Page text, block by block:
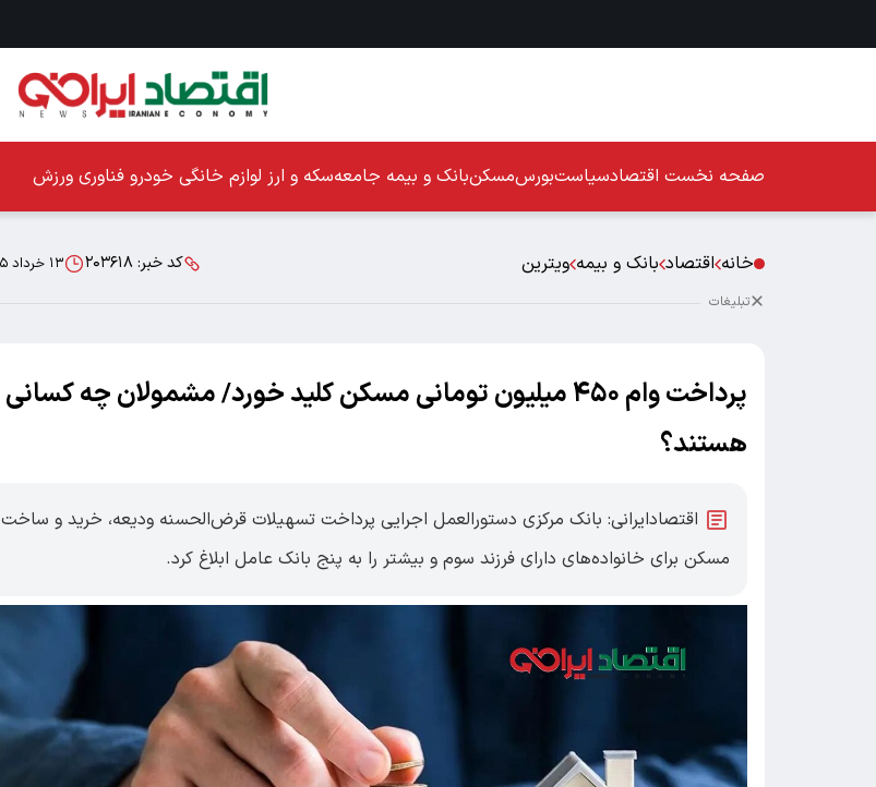
صفحه نخست اقتصادسیاستبورسمسکنبانک و بیمه جامعهسکه و ارز لوازم خانگی خودرو فناوری ورزش
خانه اقتصاد بانک و بیمه ویترین کد خبر: ۲۰۳۶۱۸ ۱۳ خرداد ۱۴۰۵ ۱۰:۳۳
تبلیغات
پرداخت وام ۴۵۰ میلیون تومانی مسکن کلید خورد/ مشمولان چه کسانی
هستند؟
اقتصادایرانی: بانک مرکزی دستورالعمل اجرایی پرداخت تسهیلات قرض‌الحسنه ودیعه، خرید و ساخت
مسکن برای خانواده‌های دارای فرزند سوم و بیشتر را به پنج بانک عامل ابلاغ کرد.